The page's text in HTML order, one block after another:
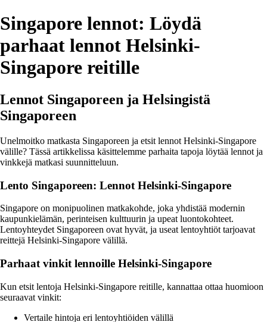
Singapore lennot: Löydä
parhaat lennot Helsinki-
Singapore reitille
Lennot Singaporeen ja Helsingistä
Singaporeen
Unelmoitko matkasta Singaporeen ja etsit lennot Helsinki-Singapore
välille? Tässä artikkelissa käsittelemme parhaita tapoja löytää lennot ja
vinkkejä matkasi suunnitteluun.
Lento Singaporeen: Lennot Helsinki-Singapore
Singapore on monipuolinen matkakohde, joka yhdistää modernin
kaupunkielämän, perinteisen kulttuurin ja upeat luontokohteet.
Lentoyhteydet Singaporeen ovat hyvät, ja useat lentoyhtiöt tarjoavat
reittejä Helsinki-Singapore välillä.
Parhaat vinkit lennoille Helsinki-Singapore
Kun etsit lentoja Helsinki-Singapore reitille, kannattaa ottaa huomioon
seuraavat vinkit:
Vertaile hintoja eri lentoyhtiöiden välillä